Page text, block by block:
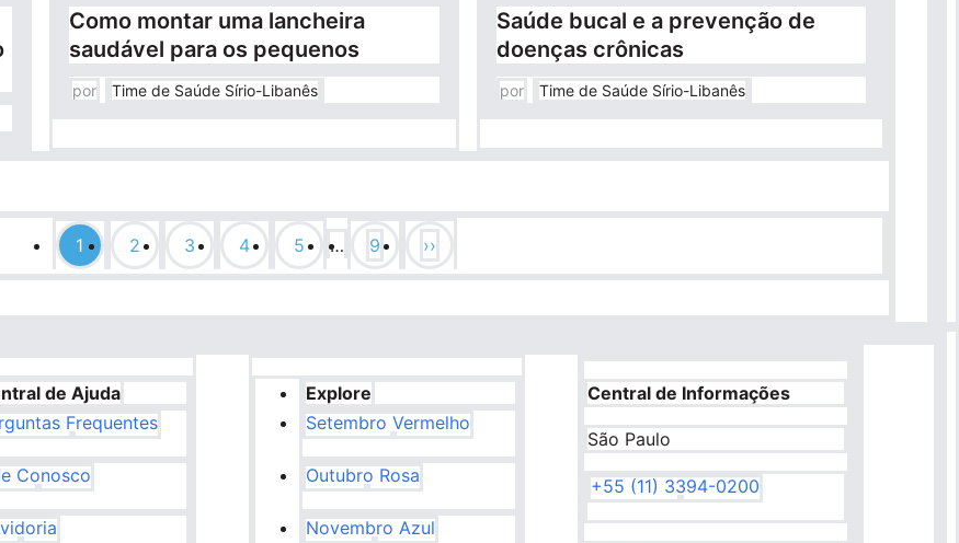
Como montar uma lancheira
saudável para os pequenos
por Time de Saúde Sírio-Libanês
Saúde bucal e a prevenção de
doenças crônicas
por Time de Saúde Sírio-Libanês
Página
1
Página
2
Página
3
Página
4
Página
5 …
Última
página
9
Próxima
página
››
de Ajuda
Frequentes
Conosco
Explore
Setembro Vermelho
Outubro Rosa
Novembro Azul
Central de Informações
São Paulo
+55 (11) 3394-0200